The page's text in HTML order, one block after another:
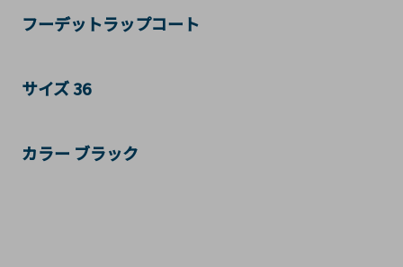
フーデットラップコート
サイズ 36
カラー ブラック